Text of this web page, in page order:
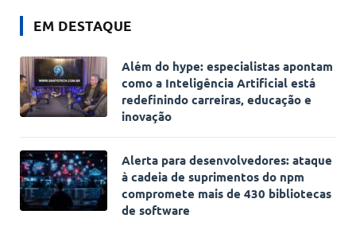
EM DESTAQUE
Além do hype: especialistas apontam
como a Inteligência Artificial está
redefinindo carreiras, educação e
inovação
Alerta para desenvolvedores: ataque
à cadeia de suprimentos do npm
compromete mais de 430 bibliotecas
de software